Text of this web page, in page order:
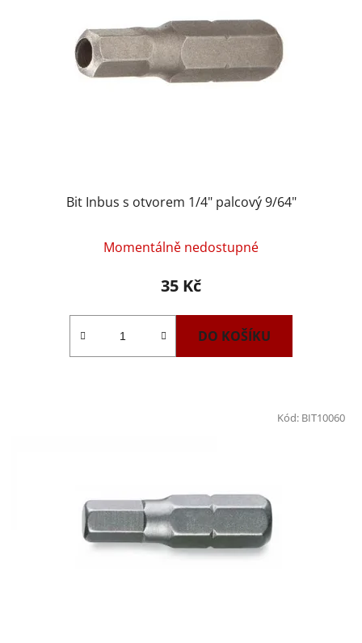
Bit Inbus s otvorem 1/4" palcový 9/64"
Momentálně nedostupné
35 Kč
DO KOŠÍKU
Kód: BIT10060